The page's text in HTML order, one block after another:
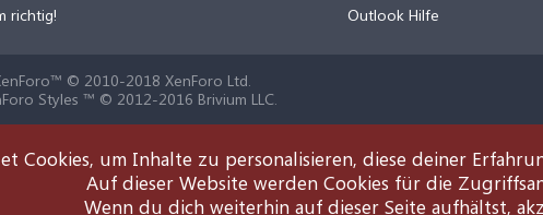
richtig!
Outlook Hilfe
© 2010-2018 XenForo Ltd.
Styles ™ © 2012-2016 Brivium LLC.
Cookies, um Inhalte zu personalisieren, diese deiner
Auf dieser Website werden Cookies für die
Wenn du dich weiterhin auf dieser Seite aufhältst,